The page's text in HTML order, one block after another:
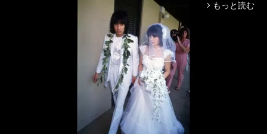
arrow_forward_ios もっと読む